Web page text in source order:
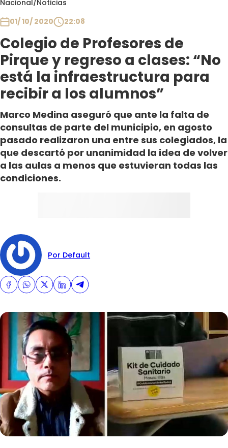
Nacional/Noticias
01/ 10/ 2020
22:08
Colegio de Profesores de
Pirque y regreso a clases: “No
está la infraestructura para
recibir a los alumnos”
Marco Medina aseguró que ante la falta de
consultas de parte del municipio, en agosto
pasado realizaron una entre sus colegiados, la
que descartó por unanimidad la idea de volver
a las aulas a menos que estuvieran todas las
condiciones.
Por Default
Club De La Comedia
Contigo en Directo
Plan Perfecto
El Tiempo
Sabingo
Todos Los Programas